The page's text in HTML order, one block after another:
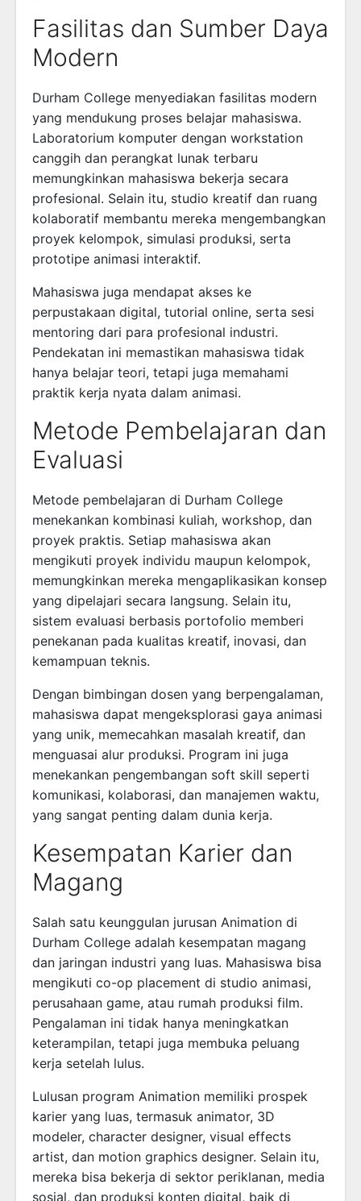
Fasilitas dan Sumber Daya
Modern
Durham College menyediakan fasilitas modern
yang mendukung proses belajar mahasiswa.
Laboratorium komputer dengan workstation
canggih dan perangkat lunak terbaru
memungkinkan mahasiswa bekerja secara
profesional. Selain itu, studio kreatif dan ruang
kolaboratif membantu mereka mengembangkan
proyek kelompok, simulasi produksi, serta
prototipe animasi interaktif.
Mahasiswa juga mendapat akses ke
perpustakaan digital, tutorial online, serta sesi
mentoring dari para profesional industri.
Pendekatan ini memastikan mahasiswa tidak
hanya belajar teori, tetapi juga memahami
praktik kerja nyata dalam animasi.
Metode Pembelajaran dan
Evaluasi
Metode pembelajaran di Durham College
menekankan kombinasi kuliah, workshop, dan
proyek praktis. Setiap mahasiswa akan
mengikuti proyek individu maupun kelompok,
memungkinkan mereka mengaplikasikan konsep
yang dipelajari secara langsung. Selain itu,
sistem evaluasi berbasis portofolio memberi
penekanan pada kualitas kreatif, inovasi, dan
kemampuan teknis.
Dengan bimbingan dosen yang berpengalaman,
mahasiswa dapat mengeksplorasi gaya animasi
yang unik, memecahkan masalah kreatif, dan
menguasai alur produksi. Program ini juga
menekankan pengembangan soft skill seperti
komunikasi, kolaborasi, dan manajemen waktu,
yang sangat penting dalam dunia kerja.
Kesempatan Karier dan
Magang
Salah satu keunggulan jurusan Animation di
Durham College adalah kesempatan magang
dan jaringan industri yang luas. Mahasiswa bisa
mengikuti co-op placement di studio animasi,
perusahaan game, atau rumah produksi film.
Pengalaman ini tidak hanya meningkatkan
keterampilan, tetapi juga membuka peluang
kerja setelah lulus.
Lulusan program Animation memiliki prospek
karier yang luas, termasuk animator, 3D
modeler, character designer, visual effects
artist, dan motion graphics designer. Selain itu,
mereka bisa bekerja di sektor periklanan, media
sosial, dan produksi konten digital, baik di